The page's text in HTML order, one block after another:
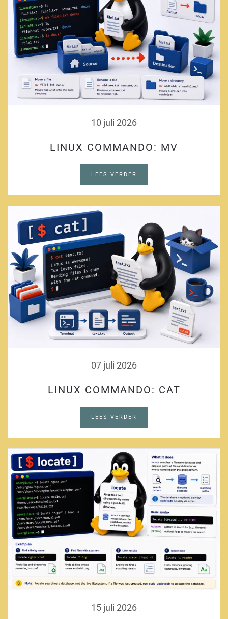
10 juli 2026
LINUX COMMANDO: MV
LEES VERDER
07 juli 2026
LINUX COMMANDO: CAT
LEES VERDER
15 juli 2026